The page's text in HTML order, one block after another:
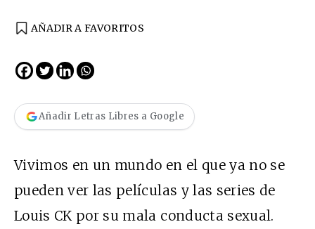
AÑADIR A FAVORITOS
Añadir Letras Libres a Google
Vivimos en un mundo en el que ya no se
pueden ver las películas y las series de
Louis CK por su mala conducta sexual.